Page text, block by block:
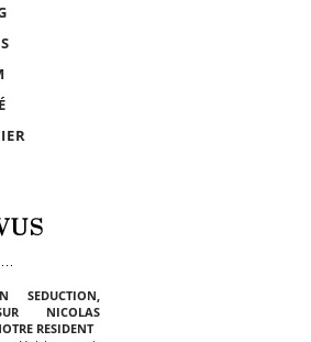
SEDUCTION,
NICOLAS
RESIDENT